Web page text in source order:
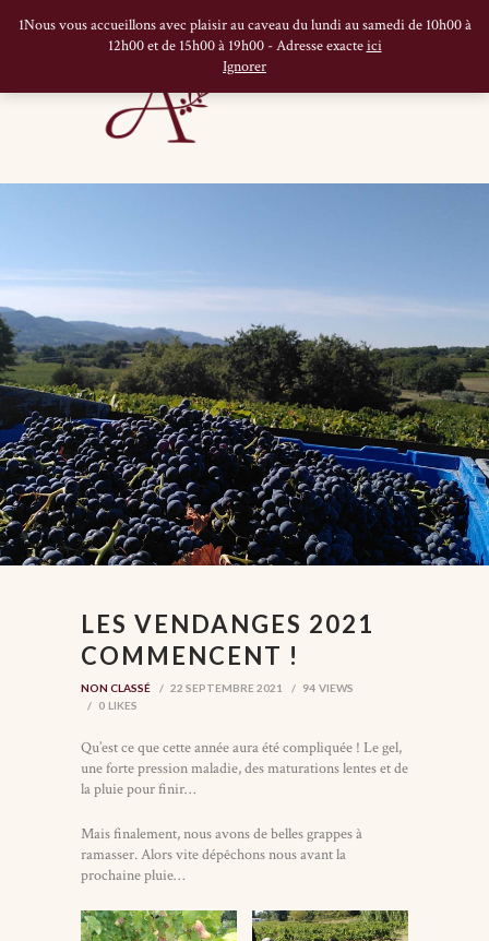
LES VENDANGES 2021
COMMENCENT !
NON CLASSÉ 22 SEPTEMBRE 2021 94 VIEWS
0 LIKES
Qu’est ce que cette année aura été compliquée ! Le gel,
une forte pression maladie, des maturations lentes et de
la pluie pour finir…
Mais finalement, nous avons de belles grappes à
ramasser. Alors vite dépêchons nous avant la
prochaine pluie…
1Nous vous accueillons avec plaisir au caveau du lundi au samedi de 10h00 à
12h00 et de 15h00 à 19h00 - Adresse exacteici
Ignorer